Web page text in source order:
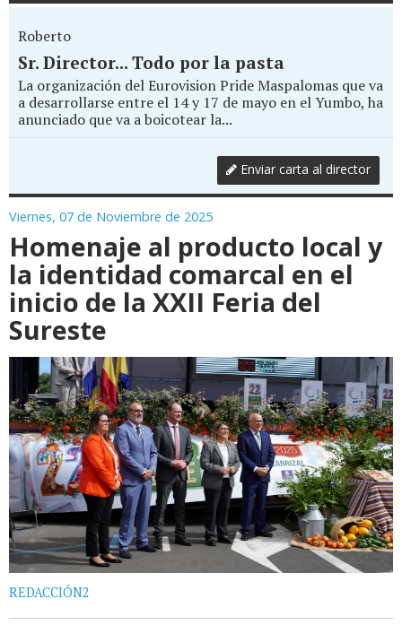
Roberto
Sr. Director... Todo por la pasta
La organización del Eurovision Pride Maspalomas que va
a desarrollarse entre el 14 y 17 de mayo en el Yumbo, ha
anunciado que va a boicotear la...
Enviar carta al director
Viernes, 07 de Noviembre de 2025
Homenaje al producto local y
la identidad comarcal en el
inicio de la XXII Feria del
Sureste
REDACCIÓN2